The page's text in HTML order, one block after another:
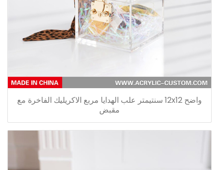
واضح 12x12 سنتيمتر علب الهدايا مربع الاكريليك الفاخرة مع
مقبض